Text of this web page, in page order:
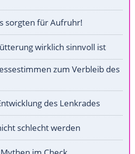
sorgten für Aufruhr!
wirklich sinnvoll ist
zum Verbleib des
des Lenkrades
schlecht werden